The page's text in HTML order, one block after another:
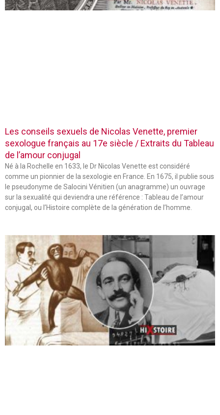
Les conseils sexuels de Nicolas Venette, premier
sexologue français au 17e siècle / Extraits du Tableau
de l’amour conjugal
Né à la Rochelle en 1633, le Dr Nicolas Venette est considéré
comme un pionnier de la sexologie en France. En 1675, il publie sous
le pseudonyme de Salocini Vénitien (un anagramme) un ouvrage
sur la sexualité qui deviendra une référence : Tableau de l’amour
conjugal, ou l’Histoire complète de la génération de l’homme.